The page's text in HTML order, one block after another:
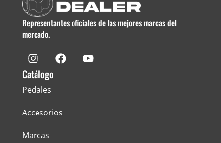
Representantes oficiales de las mejores marcas del
mercado.
Catálogo
Pedales
Accesorios
Marcas